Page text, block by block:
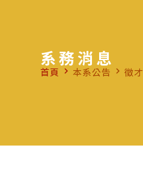
系務消息
首頁 navigate_next 本系公告 navigate_next 徵才